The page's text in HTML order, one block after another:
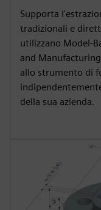
Supporta
tradizionali e
utilizzano Model-
and
allo strumento di
della sua azienda.